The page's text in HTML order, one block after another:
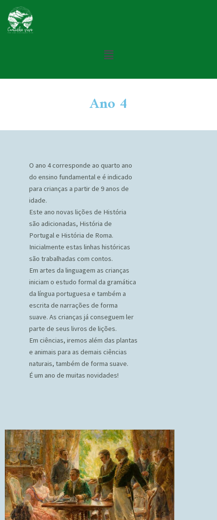
Ano 4
O ano 4 corresponde ao quarto ano
do ensino fundamental e é indicado
para crianças a partir de 9 anos de
idade.
Este ano novas lições de História
são adicionadas, História de
Portugal e História de Roma.
Inicialmente estas linhas históricas
são trabalhadas com contos.
Em artes da linguagem as crianças
iniciam o estudo formal da gramática
da língua portuguesa e também a
escrita de narrações de forma
suave. As crianças já conseguem ler
parte de seus livros de lições.
Em ciências, iremos além das plantas
e animais para as demais ciências
naturais, também de forma suave.
É um ano de muitas novidades!